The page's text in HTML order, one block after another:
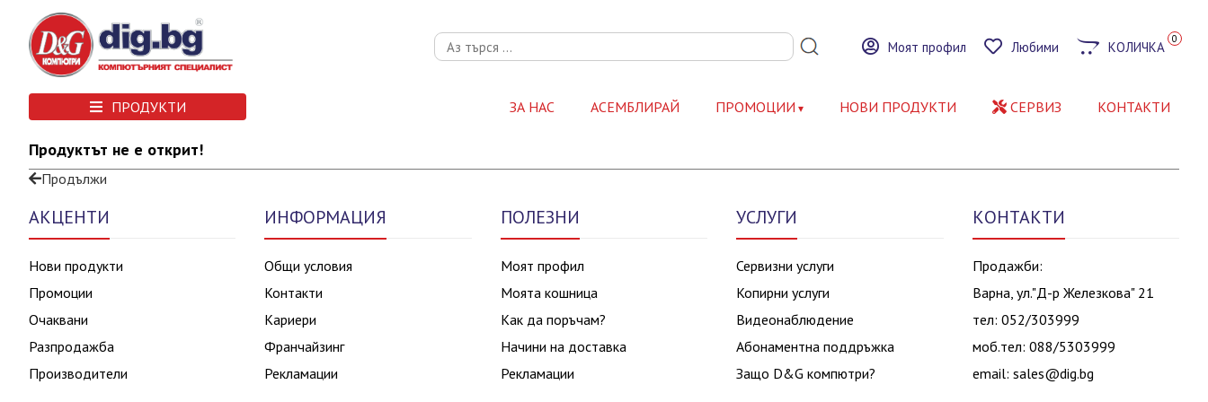
Моят профил Любими КОЛИЧКА 0
ПРОДУКТИ ЗА НАС АСЕМБЛИРАЙ ПРОМОЦИИ НОВИ ПРОДУКТИ СЕРВИЗ КОНТАКТИ
Продуктът не е открит!
Продължи
АКЦЕНТИ
Нови продукти
Промоции
Очаквани
Разпродажба
Производители
ИНФОРМАЦИЯ
Общи условия
Контакти
Кариери
Франчайзинг
Рекламации
ПОЛЕЗНИ
Моят профил
Моята кошница
Как да поръчам?
Начини на доставка
Рекламации
УСЛУГИ
Сервизни услуги
Копирни услуги
Видеонаблюдение
Абонаментна поддръжка
Защо D&G компютри?
КОНТАКТИ
Продажби:
Варна, ул."Д-р Железкова" 21
тел: 052/303999
моб.тел: 088/5303999
email: sales@dig.bg